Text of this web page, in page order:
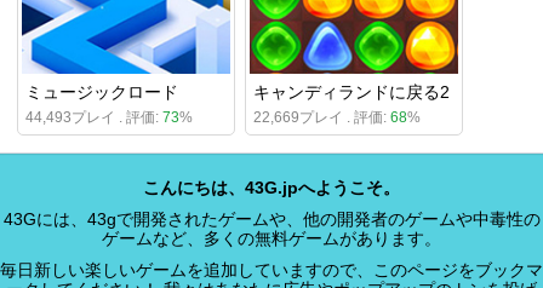
ミュージックロード
44,493プレイ . 評価: 73%
キャンディランドに戻る2
22,669プレイ . 評価: 68%
こんにちは、43G.jpへようこそ。
43Gには、43gで開発されたゲームや、他の開発者のゲームや中毒性の
ゲームなど、多くの無料ゲームがあります。
毎日新しい楽しいゲームを追加していますので、このページをブックマ